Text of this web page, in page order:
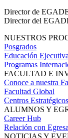
Director de
Director del
NUESTROS
Posgrados
Educación Ejecutiva
Programas
FACULTAD E
Conoce a nuestra
Facultad Global
Centros
ALUMNOS Y
Career Hub
Relación con
NOTICIAS Y